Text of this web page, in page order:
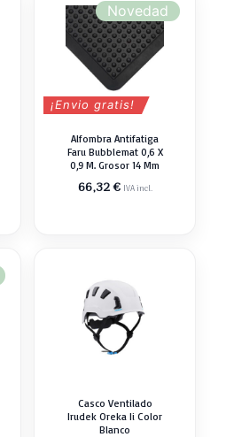
Novedad
¡Envio gratis!
Alfombra Antifatiga
Faru Bubblemat 0,6 X
0,9 M. Grosor 14 Mm
66,32€ IVA incl.
Casco Ventilado
Irudek Oreka Ii Color
Blanco